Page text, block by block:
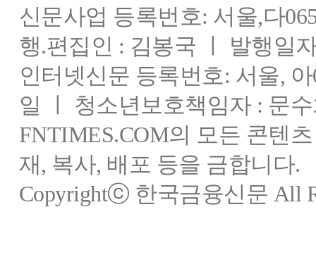
신문사업 등록번호: 서울,다
행.편집인 : 김봉국 ㅣ 발행일
인터넷신문 등록번호: 서울,
일 ㅣ 청소년보호책임자 : 문
FNTIMES.COM의 모든 콘텐
재, 복사, 배포 등을 금합니다.
Copyrightⓒ 한국금융신문 All